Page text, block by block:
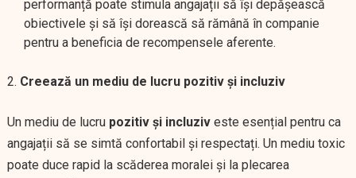
performanță poate stimula angajații să își depășească
obiectivele și să își dorească să rămână în companie
pentru a beneficia de recompensele aferente.
Creează un mediu de lucru pozitiv și incluziv
Un mediu de lucru pozitiv și incluziveste esențial pentru ca
angajații să se simtă confortabil și respectați. Un mediu toxic
poate duce rapid la scăderea moralei și la plecarea